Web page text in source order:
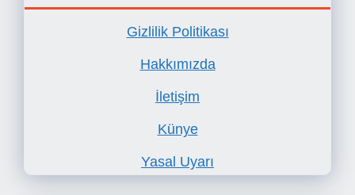
Gizlilik Politikası
Hakkımızda
İletişim
Künye
Yasal Uyarı